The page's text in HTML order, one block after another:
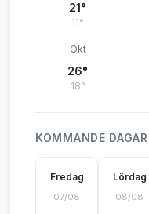
21°
11°
Okt
26°
18°
KOMMANDE DAGAR
Fredag
07/08
Lördag
08/08